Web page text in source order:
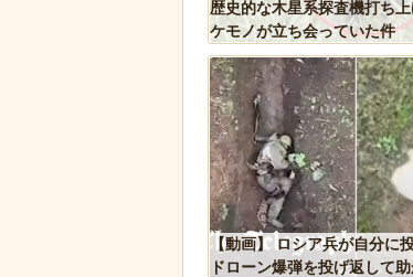
歴史的な木星系探査機打ち
ケモノが立ち会っていた件
【動画】 ロシア兵が自分に
ドローン爆弾を投げ返して助